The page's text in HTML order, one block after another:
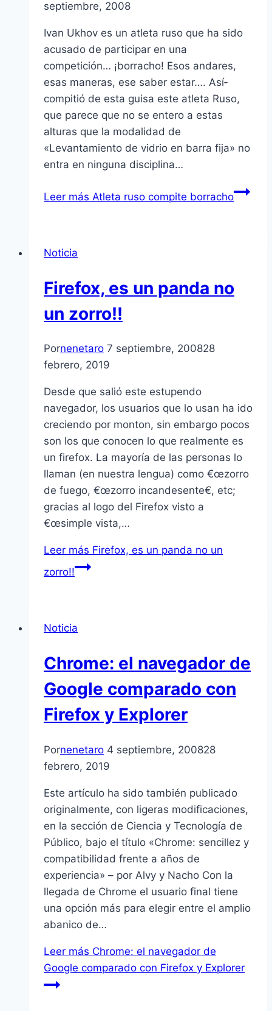
septiembre, 2008
Ivan Ukhov es un atleta ruso que ha sido
acusado de participar en una
competición… ¡borracho! Esos andares,
esas maneras, ese saber estar…. Así­
compitió de esta guisa este atleta Ruso,
que parece que no se entero a estas
alturas que la modalidad de
«Levantamiento de vidrio en barra fija» no
entra en ninguna disciplina…
Leer más Atleta ruso compite borracho
Noticia
Firefox, es un panda no
un zorro!!
Pornenetaro 7 septiembre, 200828
febrero, 2019
Desde que salió este estupendo
navegador, los usuarios que lo usan ha ido
creciendo por monton, sin embargo pocos
son los que conocen lo que realmente es
un firefox. La mayorí­a de las personas lo
llaman (en nuestra lengua) como €œzorro
de fuego, €œzorro incandesente€, etc;
gracias al logo del Firefox visto a
€œsimple vista,…
Leer más Firefox, es un panda no un
zorro!!
Noticia
Chrome: el navegador de
Google comparado con
Firefox y Explorer
Pornenetaro 4 septiembre, 200828
febrero, 2019
Este artí­culo ha sido también publicado
originalmente, con ligeras modificaciones,
en la sección de Ciencia y Tecnologí­a de
Público, bajo el tí­tulo «Chrome: sencillez y
compatibilidad frente a años de
experiencia» – por Alvy y Nacho Con la
llegada de Chrome el usuario final tiene
una opción más para elegir entre el amplio
abanico de…
Leer más Chrome: el navegador de
Google comparado con Firefox y Explorer